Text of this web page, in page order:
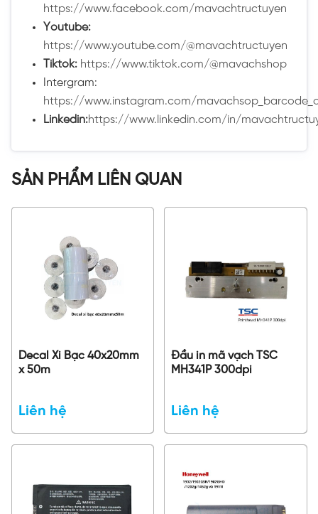
https://www.facebook.com/mavachtructuyen
Youtube:
https://www.youtube.com/@mavachtructuyen
Tiktok: https://www.tiktok.com/@mavachshop
Intergram:
https://www.instagram.com/
Linkedin:https://www.linkedin.com/in/
SẢN PHẨM LIÊN QUAN
Decal Xi Bạc 40x20mm
x 50m
Liên hệ
Đầu in mã vạch TSC
MH341P 300dpi
Liên hệ